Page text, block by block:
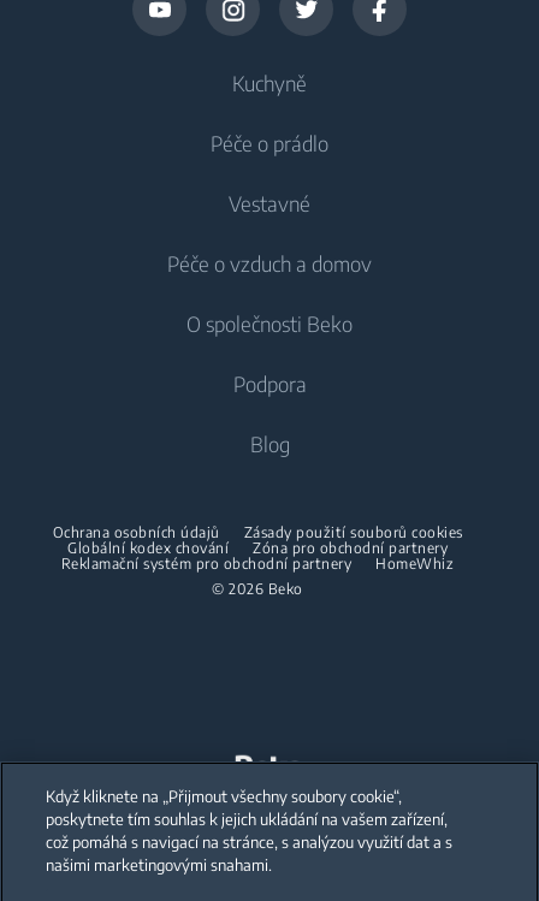
Kuchyně
Chlazení
Lednice
Mrazáky
Vestavné lednice s mrazákem
Vaření
Trouby
Vestavné mikrovlnky
Volně stojící myčky
Péče o prádlo
Pračky
Vestavné pračky
Pračky se sušičkou
Sušičky
Žehličky
Mezikusy
Vestavné
Vestavné lednice
Vestavné lednice s mrazákem
Vaření
Vestavné mikrovlnky
Varné desky
Vestavné pračky
Péče o vzduch a domov
Péče o vzduch
Klimatizace
Dehumidifier
Bezdrátové vysavače
O společnosti Beko
O nás
Beko Professional
Spolupráce
Podpora
Blog
© 2026 Beko
Ochrana osobních údajů
Zásady použití souborů cookies
Globální kodex chování
Zóna pro obchodní partnery
Reklamační systém pro obchodní partnery
HomeWhiz
Our parent company, Beko has 55,000 employees throughout the world
with its global operations through its subsidiaries in 57 countries and 45
production facilities in 13 countries
(i.e. Türkiye, UK, Italy, Romania, Slovakia, Poland, South Africa, Russia,
Pakistan, India, Bangladesh, Thailand and China).
Když kliknete na „Přijmout všechny soubory cookie“,
poskytnete tím souhlas k jejich ukládání na vašem zařízení,
což pomáhá s navigací na stránce, s analýzou využití dat a s
našimi marketingovými snahami.